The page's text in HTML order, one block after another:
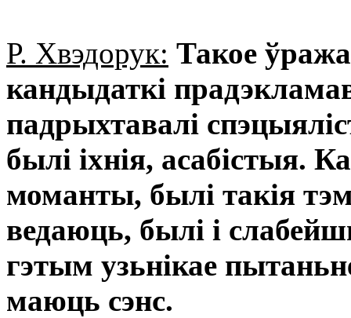
Р. Хвэдорук: Такое
кандыдаткі
падрыхтавалі
былі іхнія, асабістыя.
моманты, былі такія
ведаюць, былі і
гэтым узьнікае
маюць сэнс.